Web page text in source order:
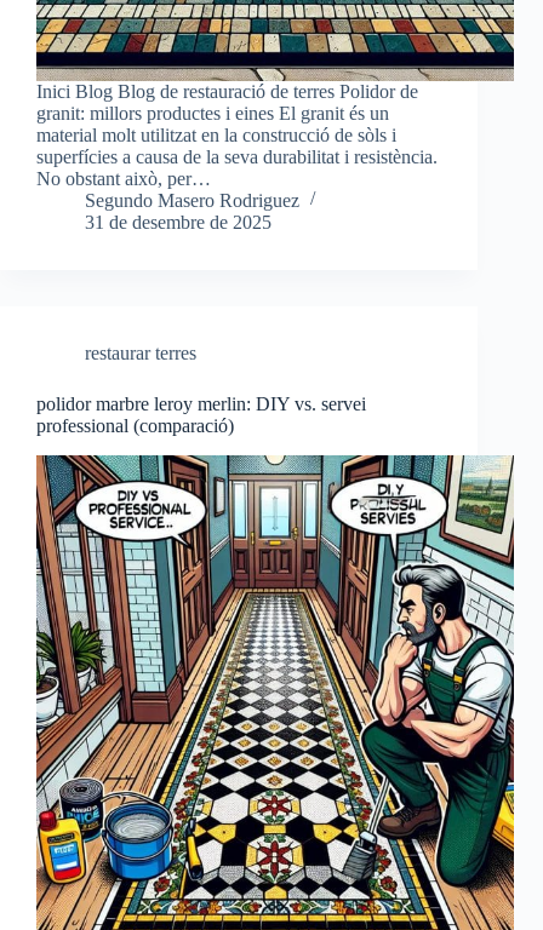
Inici Blog Blog de restauració de terres Polidor de
granit: millors productes i eines El granit és un
material molt utilitzat en la construcció de sòls i
superfícies a causa de la seva durabilitat i resistència.
No obstant això, per…
Segundo Masero Rodriguez
31 de desembre de 2025
restaurar terres
polidor marbre leroy merlin: DIY vs. servei
professional (comparació)